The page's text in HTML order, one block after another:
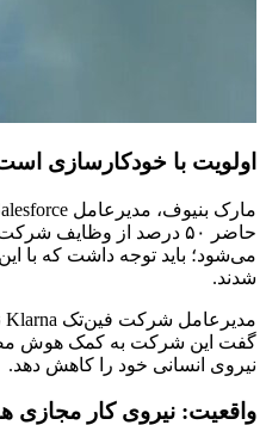
اولویت با خودکارسازی
حاضر ۵۰ درصد از
شدند.
نیروی انسانی خود را کاهش دهد.
واقعیت: نیروی کار مجازی